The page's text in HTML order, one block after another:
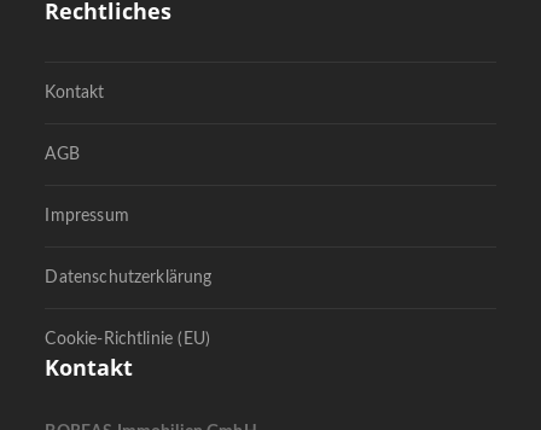
Rechtliches
Kontakt
AGB
Impressum
Datenschutzerklärung
Cookie-Richtlinie (EU)
Kontakt